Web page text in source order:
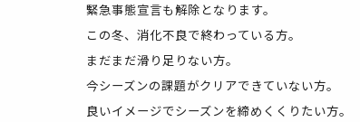
緊急事態宣言も解除となります。
この冬、消化不良で終わっている方。
まだまだ滑り足りない方。
今シーズンの課題がクリアできていない方。
良いイメージでシーズンを締めくくりたい方。